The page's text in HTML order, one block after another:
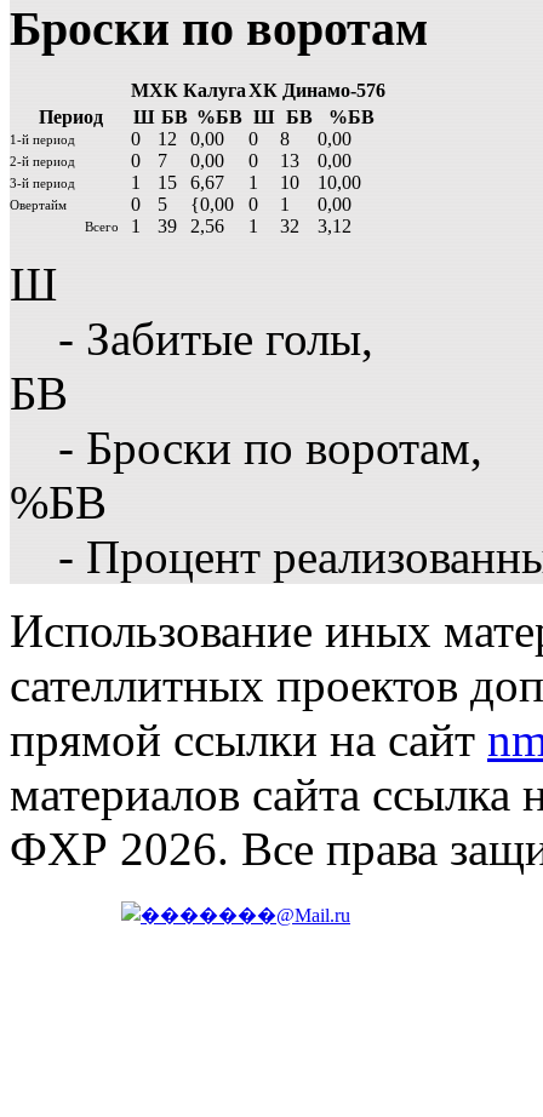
Броски по воротам
МХК КалугаХК Динамо-576
Период
Ш БВ %БВ Ш БВ %БВ
1-й период 0 12 0,00 0 8 0,00
2-й период 0 7 0,00 0 13 0,00
3-й период 1 15 6,67 1 10 10,00
Овертайм 0 5 {0,00 0 1 0,00
Всего 1 39 2,56 1 32 3,12
Ш
- Забитые голы,
БВ
- Броски по воротам,
%БВ
- Процент
Использование иных
сателлитных проектов
прямой ссылки на сайт
материалов сайта ссылка
ФХР 2026. Все права